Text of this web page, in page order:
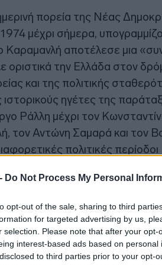
Do Not Process My Personal
opt-out of the sale, sharing to third
for targeted advertising by us,
selection. Please note that after your
interest-based ads based on
to third parties prior to your opt-
πορεία της Νέας
μέχρι σήμερα,
αποτέλεσε μια
οριστικά την Ελλάδα στον
και της πολιτικής
ηγέτες της
Ράλλη μέχρι τον
τον Αντώνη Σαμαρά και τον
πολιτικές περίοδοι
πρώτα».